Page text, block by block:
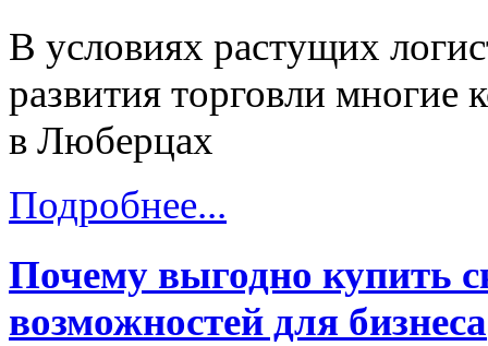
В условиях растущих
развития торговли многие
в Люберцах
Подробнее...
Почему выгодно купить
возможностей для бизнеса